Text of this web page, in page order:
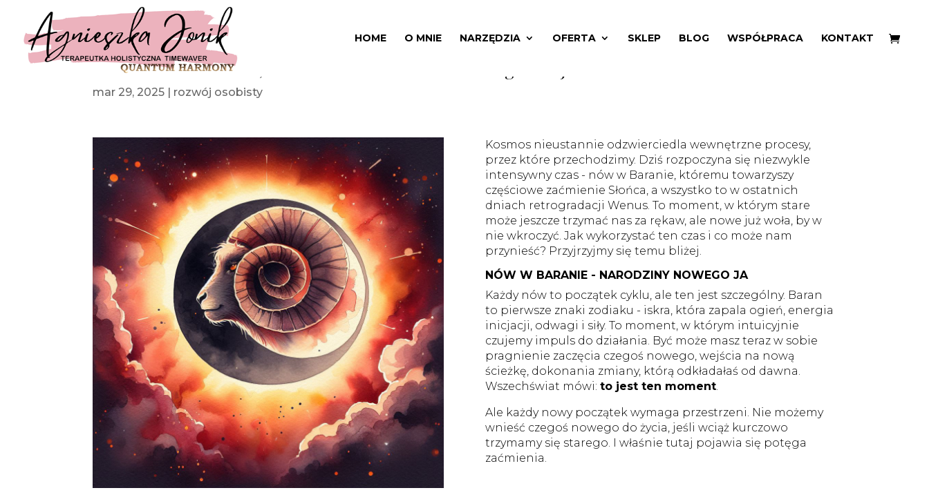
HOME O MNIE NARZĘDZIA OFERTA SKLEP BLOG WSPÓŁPRACA KONTAKT
Nowe otwarcie: Nów, zaćmienie i ostatnie dni retrogradacji Wenus
mar 29, 2025 | rozwój osobisty
Kosmos nieustannie odzwierciedla wewnętrzne procesy,
przez które przechodzimy. Dziś rozpoczyna się niezwykle
intensywny czas - nów w Baranie, któremu towarzyszy
częściowe zaćmienie Słońca, a wszystko to w ostatnich
dniach retrogradacji Wenus. To moment, w którym stare
może jeszcze trzymać nas za rękaw, ale nowe już woła, by w
nie wkroczyć. Jak wykorzystać ten czas i co może nam
przynieść? Przyjrzyjmy się temu bliżej.
NÓW W BARANIE - NARODZINY NOWEGO JA
Każdy nów to początek cyklu, ale ten jest szczególny. Baran
to pierwsze znaki zodiaku - iskra, która zapala ogień, energia
inicjacji, odwagi i siły. To moment, w którym intuicyjnie
czujemy impuls do działania. Być może masz teraz w sobie
pragnienie zaczęcia czegoś nowego, wejścia na nową
ścieżkę, dokonania zmiany, którą odkładałaś od dawna.
Wszechświat mówi: to jest ten moment.
Ale każdy nowy początek wymaga przestrzeni. Nie możemy
wnieść czegoś nowego do życia, jeśli wciąż kurczowo
trzymamy się starego. I właśnie tutaj pojawia się potęga
zaćmienia.